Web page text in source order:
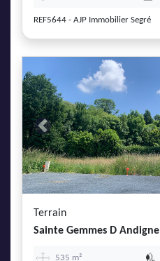
REF5644 - AJP Immobilier Segré
Previous
Terrain
Sainte Gemmes D Andigne
535 m²